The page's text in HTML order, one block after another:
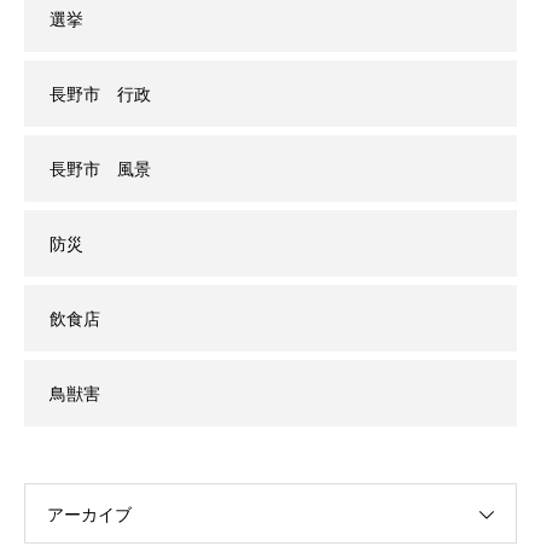
選挙
長野市 行政
長野市 風景
防災
飲食店
鳥獣害
アーカイブ